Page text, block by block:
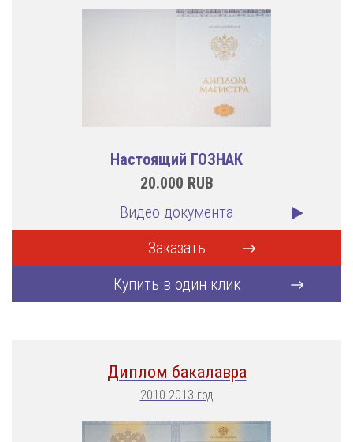
Настоящий ГОЗНАК
20.000 RUB
Видео документа
Заказать
Купить в один клик
Диплом бакалавра
2010-2013 год